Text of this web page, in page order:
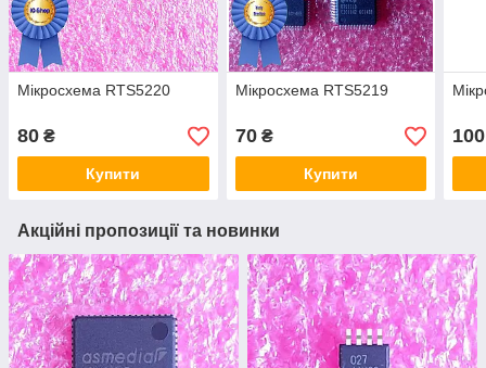
Мікросхема RTS5220
80 ₴
Купити
Мікросхема RTS5219
70₴
Купити
100
Акційні пропозиції та новинки